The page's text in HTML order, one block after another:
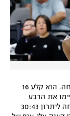
הצרפתי נראה חד ומלא מוטיבציה כבר מהפתיחה. הוא קלע 16
את הרבע
הראשון ביתרון 30:34. בהמשך, סן אנטוניו ברחה ליתרון 30:43